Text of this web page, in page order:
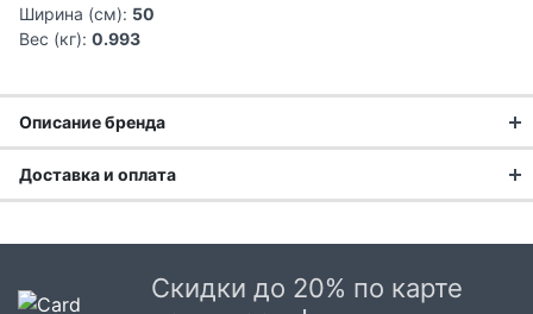
Ширина (см): 50
Вес (кг): 0.993
Описание бренда
Текстильная компания Sofi De MarkO основана в 2012 году
и уже успела завоевать сердца розничных покупателей.
домашнем интерьере. Подобная система позволяет
максимально быстро обновлять ассортимент, пополняя его
Доставка и оплата
Доставка в Москве и области
В Москве и Московской области доставка курьером до
Скидки до 20% по карте